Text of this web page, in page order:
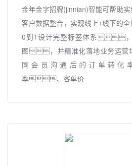
金年金字招牌(jinnian)智能可帮助
客户数据整合，实现线上+线下
0到1设计完整标签体系，
图，并精准化落地业务运
同会员沟通后的订单转
率、客单价